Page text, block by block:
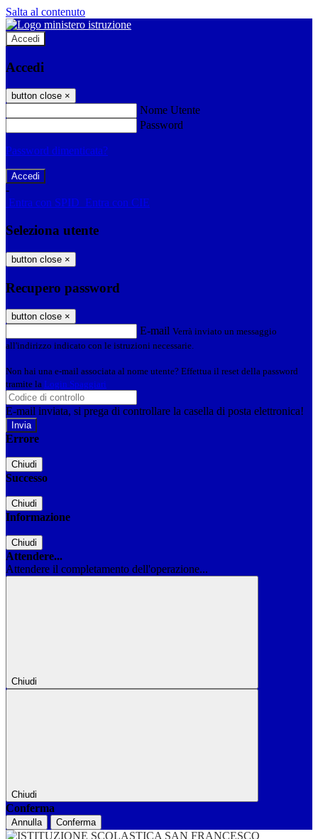
Salta al contenuto
Accedi
Accedi
button close ×
Nome Utente
Password
Password dimenticata?
-
Entra con SPID Entra con CIE
Seleziona utente
button close ×
Recupero password
button close ×
E-mail Verrà inviato un messaggio
all'indirizzo indicato con le istruzioni necessarie.
Non hai una e-mail associata al nome utente? Effettua il reset della password
tramite la Login Spaggiari
E-mail inviata, si prega di controllare la casella di posta elettronica!
Errore
Chiudi
Successo
Chiudi
Informazione
Chiudi
Attendere...
Attendere il completamento dell'operazione...
Chiudi
Chiudi
Conferma
Annulla Conferma